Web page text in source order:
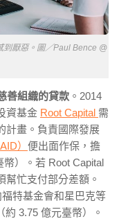
到厭惡。圖／Paul Bence @
善組織的貸款 。2014
資基金 Root Capital 需
計畫。負責國際發展
） 便出面作保，擔
）。若 Root Capital
幫忙支付部分差額。
特基金會和星巴克等
3.75 億元臺幣）。